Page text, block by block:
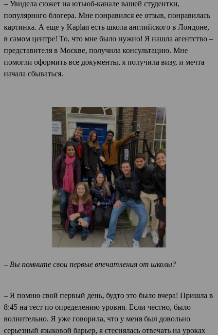
– Увидела сюжет на ютьюб-канале вашей студентки,
популярного блогера. Мне понравился ее отзыв, понравилась
картинка. А еще у Kaplan есть школа английского в Лондоне,
в самом центре! То, что мне было нужно! Я нашла агентство –
представителя в Москве, получила консультацию. Мне
помогли оформить все документы, я получила визу, и мечта
начала сбываться.
– Вы помните свои первые впечатления от школы?
– Я помню свой первый день, будто это было вчера! Пришла в
8:45 на тест по определению уровня. Если честно, было
волнительно. Я уже говорила, что у меня был довольно
серьезный языковой барьер, я стеснялась отвечать на уроках